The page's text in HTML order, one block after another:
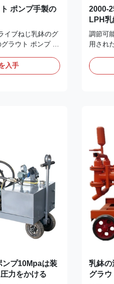
ポンプ手製の
イブねじ乳鉢のグ
ラウト ポンプ ね
便利な折りたた
を用いるチャネル
けるグラウトを詰
べきである。2.圧
定の接合箇所は三
出口の糸で
計の圧力測定の接
入手
2000-
LPH
調節可
用され
アセン
の接続
される
ター推
減力剤
係があ
る構成
って作
ンプ10Mpaは装
力をかける
乳鉢
グラ